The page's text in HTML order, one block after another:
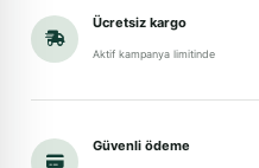
Ücretsiz kargo
Aktif kampanya limitinde
Güvenli ödeme